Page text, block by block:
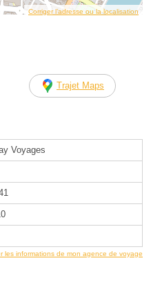
Corriger l’adresse ou la localisation
Trajet Maps
Voyages
les informations de mon agence de voyage